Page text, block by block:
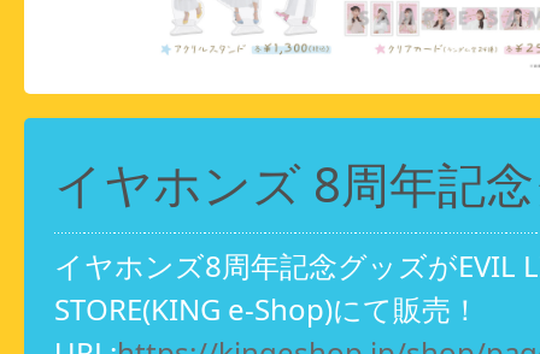
イヤホンズ 8周年記
イヤホンズ8周年記念グッズがEVIL
STORE(KING e-Shop)にて販売！